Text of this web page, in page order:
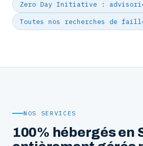
Zero Day Initiative :
Toutes nos recherches de
NOS SERVICES
100% hébergés en